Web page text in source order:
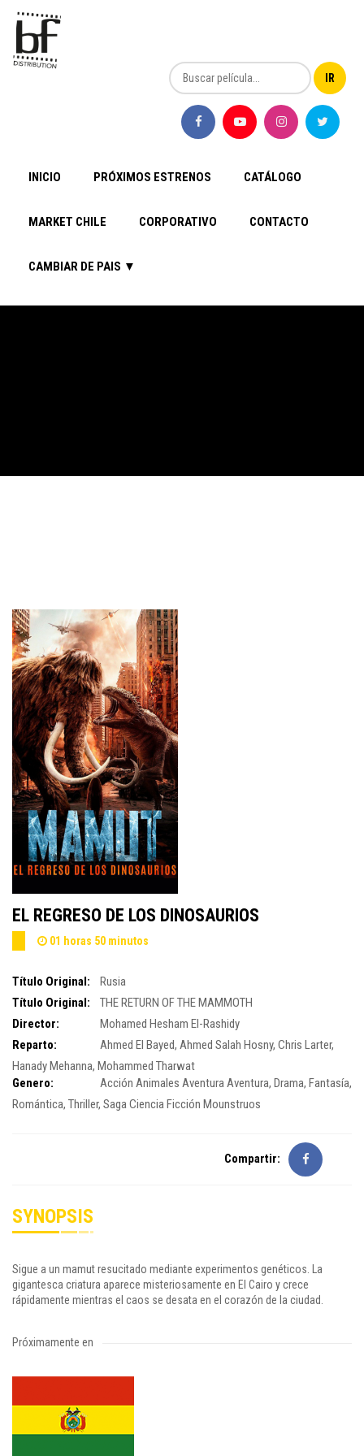
INICIO PRÓXIMOS ESTRENOS CATÁLOGO
MARKET CHILE CORPORATIVO CONTACTO
CAMBIAR DE PAIS ▼
EL REGRESO DE LOS DINOSAURIOS
01 horas 50 minutos
Título Original:
Rusia
Título Original:
THE RETURN OF THE MAMMOTH
Director:
Mohamed Hesham El-Rashidy
Reparto:
Ahmed El Bayed, Ahmed Salah Hosny, Chris Larter,
Hanady Mehanna, Mohammed Tharwat
Genero:
Acción Animales AventuraAventura, Drama, Fantasía,
Romántica, Thriller, SagaCiencia Ficción Mounstruos
Compartir:
SYNOPSIS
Sigue a un mamut resucitado mediante experimentos genéticos. La
gigantesca criatura aparece misteriosamente en El Cairo y crece
rápidamente mientras el caos se desata en el corazón de la ciudad.
Próximamente en